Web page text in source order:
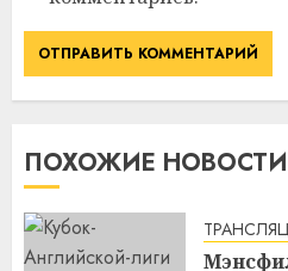
ПОХОЖИЕ НОВОСТИ